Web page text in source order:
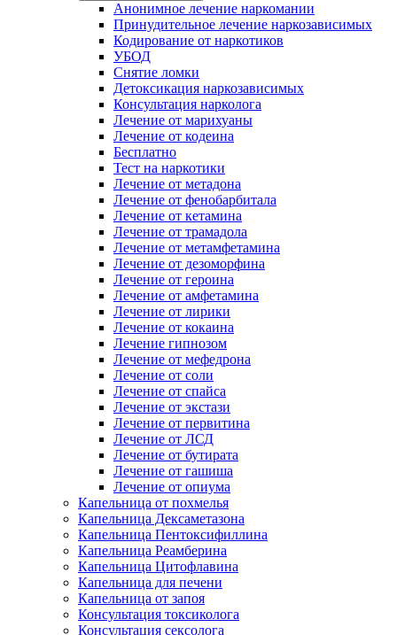
Анонимное лечение наркомании
Принудительное лечение наркозависимых
Кодирование от наркотиков
УБОД
Снятие ломки
Детоксикация наркозависимых
Консультация нарколога
Лечение от марихуаны
Лечение от кодеина
Бесплатно
Тест на наркотики
Лечение от метадона
Лечение от фенобарбитала
Лечение от кетамина
Лечение от трамадола
Лечение от метамфетамина
Лечение от дезоморфина
Лечение от героина
Лечение от амфетамина
Лечение от лирики
Лечение от кокаина
Лечение гипнозом
Лечение от мефедрона
Лечение от соли
Лечение от спайса
Лечение от экстази
Лечение от первитина
Лечение от ЛСД
Лечение от бутирата
Лечение от гашиша
Лечение от опиума
Капельница от похмелья
Капельница Дексаметазона
Капельница Пентоксифиллина
Капельница Реамберина
Капельница Цитофлавина
Капельница для печени
Капельница от запоя
Консультация токсиколога
Консультация сексолога